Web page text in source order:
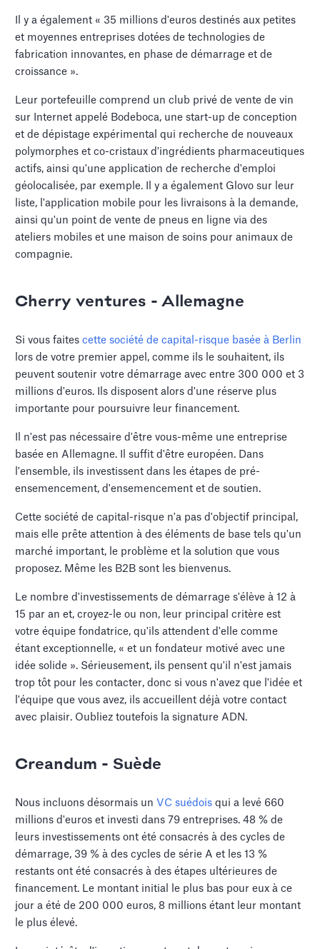
Il y a également « 35 millions d'euros destinés aux petites
et moyennes entreprises dotées de technologies de
fabrication innovantes, en phase de démarrage et de
croissance ».
Leur portefeuille comprend un club privé de vente de vin
sur Internet appelé Bodeboca, une start-up de conception
et de dépistage expérimental qui recherche de nouveaux
polymorphes et co-cristaux d'ingrédients pharmaceutiques
actifs, ainsi qu'une application de recherche d'emploi
géolocalisée, par exemple. Il y a également Glovo sur leur
liste, l'application mobile pour les livraisons à la demande,
ainsi qu'un point de vente de pneus en ligne via des
ateliers mobiles et une maison de soins pour animaux de
compagnie.
Cherry ventures - Allemagne
Si vous faitescette société de capital-risque basée à Berlin
lors de votre premier appel, comme ils le souhaitent, ils
peuvent soutenir votre démarrage avec entre 300 000 et 3
millions d'euros. Ils disposent alors d'une réserve plus
importante pour poursuivre leur financement.
Il n'est pas nécessaire d'être vous-même une entreprise
basée en Allemagne. Il suffit d'être européen. Dans
l'ensemble, ils investissent dans les étapes de pré-
ensemencement, d'ensemencement et de soutien.
Cette société de capital-risque n'a pas d'objectif principal,
mais elle prête attention à des éléments de base tels qu'un
marché important, le problème et la solution que vous
proposez. Même les B2B sont les bienvenus.
Le nombre d'investissements de démarrage s'élève à 12 à
15 par an et, croyez-le ou non, leur principal critère est
votre équipe fondatrice, qu'ils attendent d'elle comme
étant exceptionnelle, « et un fondateur motivé avec une
idée solide ». Sérieusement, ils pensent qu'il n'est jamais
trop tôt pour les contacter, donc si vous n'avez que l'idée et
l'équipe que vous avez, ils accueillent déjà votre contact
avec plaisir. Oubliez toutefois la signature ADN.
Creandum - Suède
Nous incluons désormais unVC suédois qui a levé 660
millions d'euros et investi dans 79 entreprises. 48 % de
leurs investissements ont été consacrés à des cycles de
démarrage, 39 % à des cycles de série A et les 13 %
restants ont été consacrés à des étapes ultérieures de
financement. Le montant initial le plus bas pour eux à ce
jour a été de 200 000 euros, 8 millions étant leur montant
le plus élevé.